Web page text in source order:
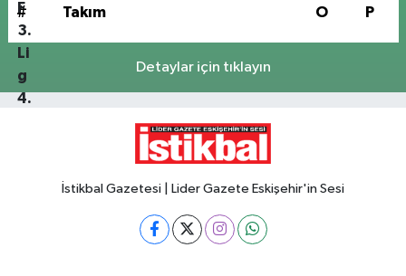
# Takım O P
Detaylar için tıklayın
İstikbal Gazetesi | Lider Gazete Eskişehir'in Sesi